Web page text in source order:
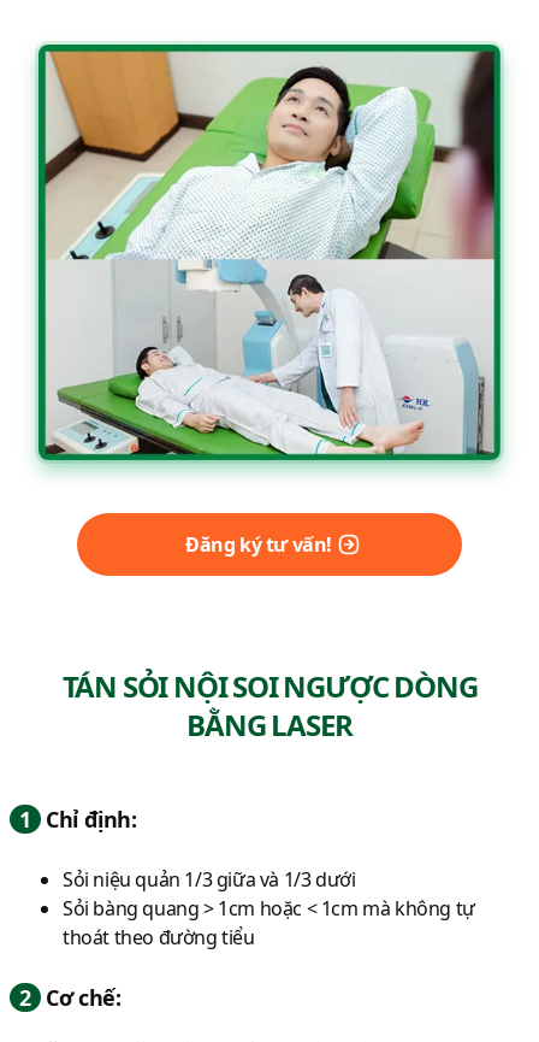
Đăng ký tư vấn!
TÁN SỎI NỘI SOI NGƯỢC DÒNG
BẰNG LASER
1 Chỉ định:
Sỏi niệu quản 1/3 giữa và 1/3 dưới
Sỏi bàng quang > 1cm hoặc < 1cm mà không tự
thoát theo đường tiểu
2 Cơ chế: